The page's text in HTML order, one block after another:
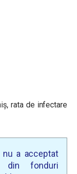
rata de infectare
a acceptat
fonduri